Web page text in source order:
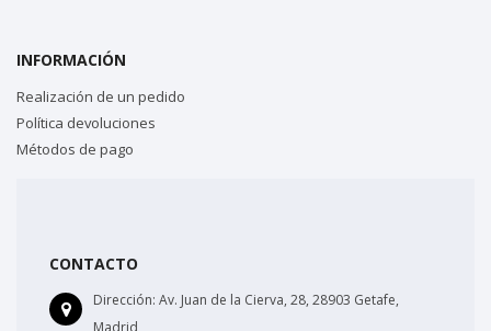
INFORMACIÓN
Realización de un pedido
Política devoluciones
Métodos de pago
CONTACTO
Dirección: Av. Juan de la Cierva, 28, 28903 Getafe,
Madrid